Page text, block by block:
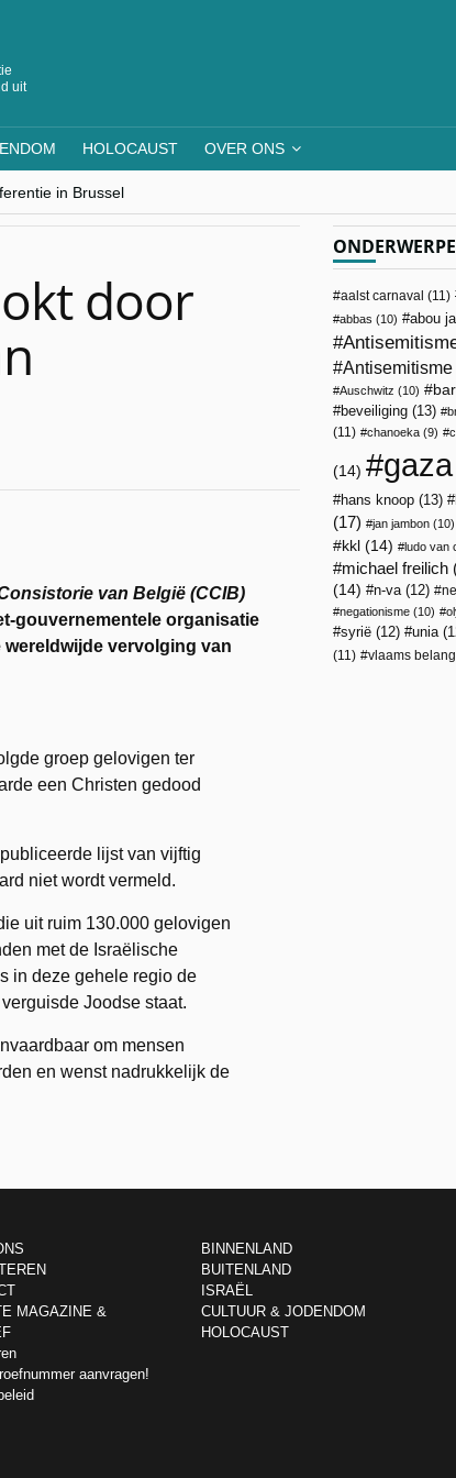
uit
HOLOCAUST OVER ONS
in Brussel
Jinnih Beels (Vooruit)
door
van België (CCIB)
gouvernementele organisatie
vervolging van
groep gelovigen ter
een Christen gedood
lijst van vijftig
niet wordt vermeld.
uit ruim 130.000 gelovigen
met de Israëlische
in deze gehele regio de
Joodse staat.
om mensen
en wenst nadrukkelijk de
aalst carnaval (11)
abbas (10) abou
Auschwitz (10)
beveiliging (13)
(11)
chanoeka (9)
(14) gaza
hans knoop (13)
(17)
jan jambon (10)
kkl (14) ludo van
michael freilich
(14)
n-va(12)
negationisme (10)
syrië (12) unia
(11)
vlaams belang
MAGAZINE &
aanvragen!
BINNENLAND
BUITENLAND
ISRAËL
CULTUUR & JODENDOM
HOLOCAUST